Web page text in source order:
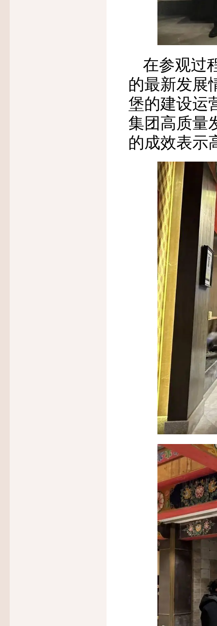
在参观过
的最新发展
堡的建设运
集团高质量
的成效表示